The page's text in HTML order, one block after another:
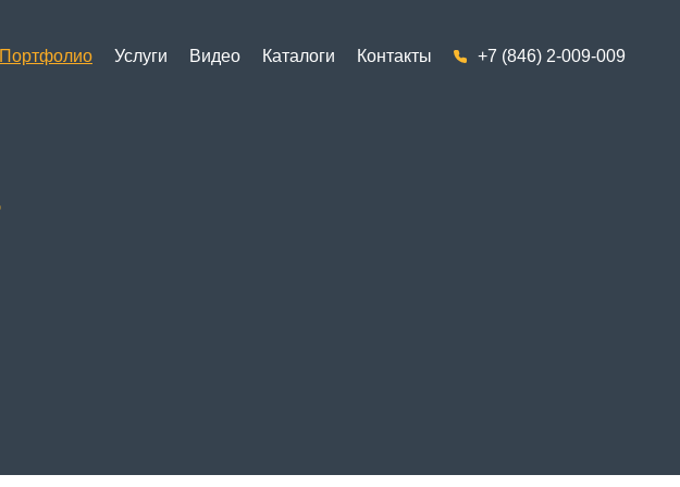
Портфолио Услуги Видео Каталоги Контакты +7 (846) 2-009-009